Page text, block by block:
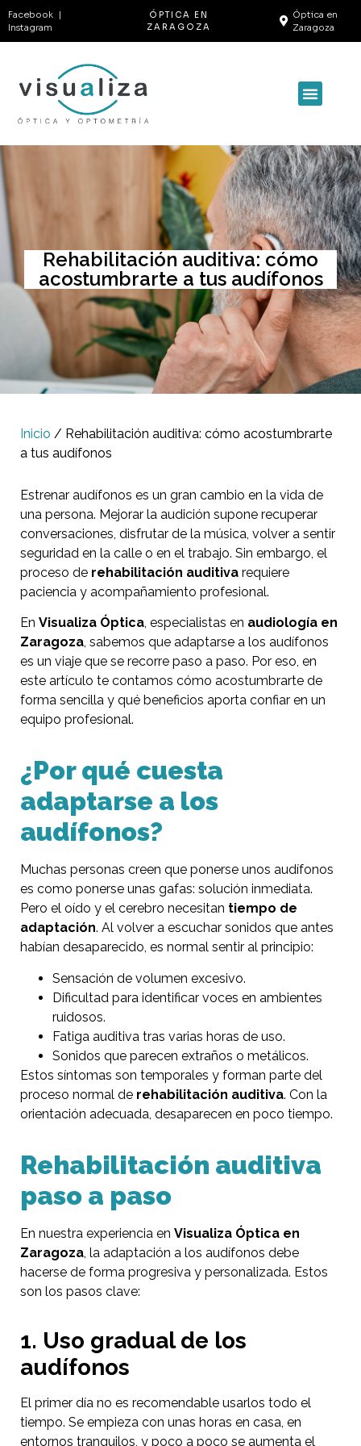
Facebook |
Instagram
ÓPTICA EN
ZARAGOZA
Óptica en
Zaragoza
Rehabilitación auditiva: cómo
acostumbrarte a tus audífonos
Inicio / Rehabilitación auditiva: cómo acostumbrarte
a tus audífonos
Estrenar audífonos es un gran cambio en la vida de
una persona. Mejorar la audición supone recuperar
conversaciones, disfrutar de la música, volver a sentir
seguridad en la calle o en el trabajo. Sin embargo, el
proceso de rehabilitación auditivarequiere
paciencia y acompañamiento profesional.
En Visualiza Óptica, especialistas en audiología en
Zaragoza, sabemos que adaptarse a los audífonos
es un viaje que se recorre paso a paso. Por eso, en
este artículo te contamos cómo acostumbrarte de
forma sencilla y qué beneficios aporta confiar en un
equipo profesional.
¿Por qué cuesta
adaptarse a los
audífonos?
Muchas personas creen que ponerse unos audífonos
es como ponerse unas gafas: solución inmediata.
Pero el oído y el cerebro necesitan tiempo de
adaptación. Al volver a escuchar sonidos que antes
habían desaparecido, es normal sentir al principio:
Sensación de volumen excesivo.
Dificultad para identificar voces en ambientes
ruidosos.
Fatiga auditiva tras varias horas de uso.
Sonidos que parecen extraños o metálicos.
Estos síntomas son temporales y forman parte del
proceso normal de rehabilitación auditiva. Con la
orientación adecuada, desaparecen en poco tiempo.
Rehabilitación auditiva
paso a paso
En nuestra experiencia en Visualiza Óptica en
Zaragoza, la adaptación a los audífonos debe
hacerse de forma progresiva y personalizada. Estos
son los pasos clave:
1. Uso gradual de los
audífonos
El primer día no es recomendable usarlos todo el
tiempo. Se empieza con unas horas en casa, en
entornos tranquilos, y poco a poco se aumenta el